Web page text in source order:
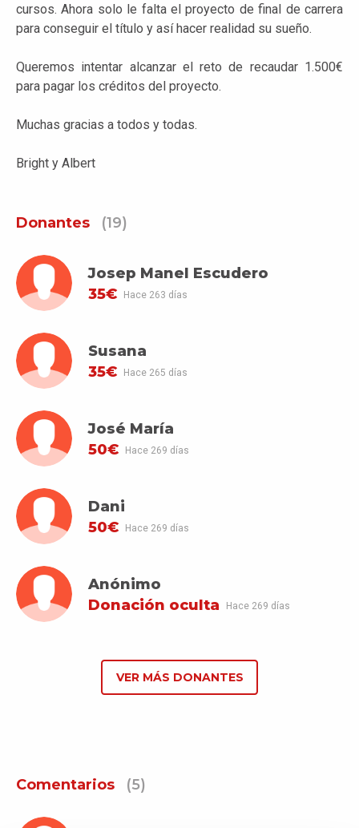
cursos. Ahora solo le falta el proyecto de final de carrera
para conseguir el título y así hacer realidad su sueño.
Queremos intentar alcanzar el reto de recaudar 1.500€
para pagar los créditos del proyecto.
Muchas gracias a todos y todas.
Bright y Albert
Donantes (19)
Josep Manel Escudero
35€
Hace 263 días
Susana
35€
Hace 265 días
José María
50€
Hace 269 días
Dani
50€
Hace 269 días
Anónimo
Donación oculta
Hace 269 días
VER MÁS DONANTES
Comentarios (5)